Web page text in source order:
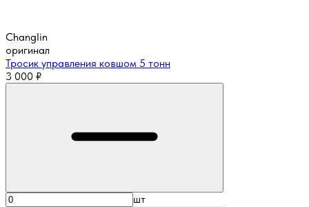
Changlin
оригинал
Тросик управления ковшом 5 тонн
3 000 ₽
шт